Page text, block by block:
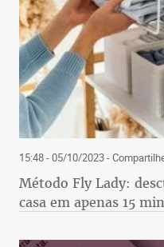
15:48 - 05/10/2023-
Método Fly Lady:
casa em apenas 15